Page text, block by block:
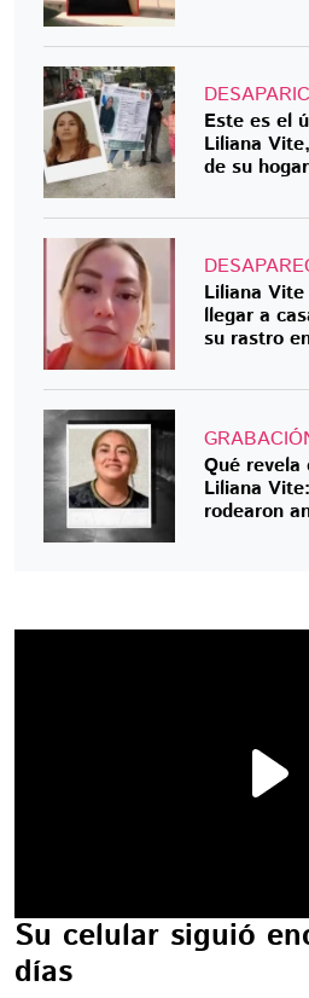
Este es el
Liliana
de su
Liliana
llegar a
su rastro
Qué
Liliana
rodearon
Su celular siguió
días